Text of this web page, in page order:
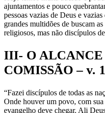
ajuntamentos e pouco
pessoas vazias de Deus e
grandes multidões de buscam
religiosos, mas não discípulos
III- O ALCANCE
COMISSÃO – v.
“Fazei discípulos de todas as
Onde houver um povo, com
evangelho deve chegar. Ali